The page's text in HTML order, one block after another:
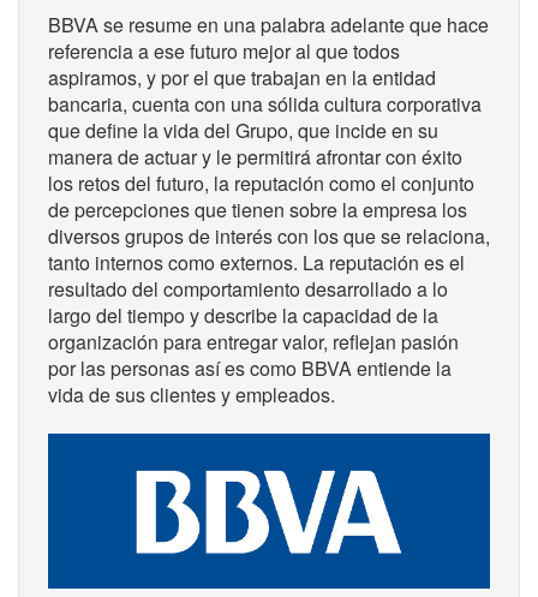
BBVA se resume en una palabra adelante que hace
referencia a ese futuro mejor al que todos
aspiramos, y por el que trabajan en la entidad
bancaria, cuenta con una sólida cultura corporativa
que define la vida del Grupo, que incide en su
manera de actuar y le permitirá afrontar con éxito
los retos del futuro, la reputación como el conjunto
de percepciones que tienen sobre la empresa los
diversos grupos de interés con los que se relaciona,
tanto internos como externos. La reputación es el
resultado del comportamiento desarrollado a lo
largo del tiempo y describe la capacidad de la
organización para entregar valor, reflejan pasión
por las personas así es como BBVA entiende la
vida de sus clientes y empleados.